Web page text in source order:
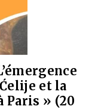
et la
Paris » (20